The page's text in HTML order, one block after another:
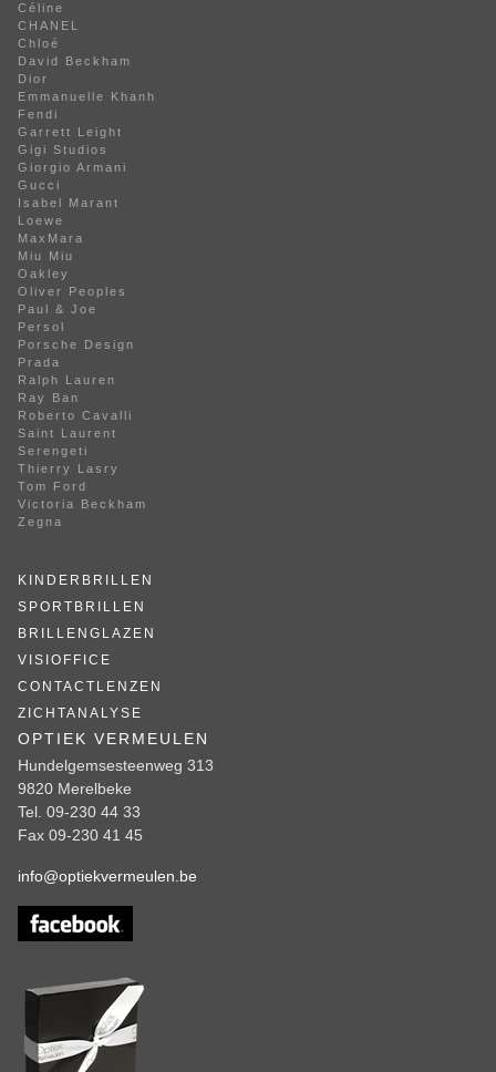
Céline
CHANEL
Chloé
David Beckham
Dior
Emmanuelle Khanh
Fendi
Garrett Leight
Gigi Studios
Giorgio Armani
Gucci
Isabel Marant
Loewe
MaxMara
Miu Miu
Oakley
Oliver Peoples
Paul & Joe
Persol
Porsche Design
Prada
Ralph Lauren
Ray Ban
Roberto Cavalli
Saint Laurent
Serengeti
Thierry Lasry
Tom Ford
Victoria Beckham
Zegna
KINDERBRILLEN
SPORTBRILLEN
BRILLENGLAZEN
VISIOFFICE
CONTACTLENZEN
ZICHTANALYSE
OPTIEK VERMEULEN
Hundelgemsesteenweg 313
9820 Merelbeke
Tel. 09-230 44 33
Fax 09-230 41 45
info@optiekvermeulen.be